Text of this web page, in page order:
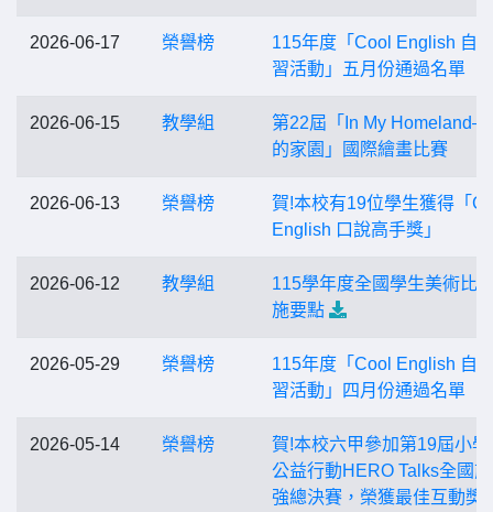
2026-06-17 榮譽榜
115年度「Cool English 自
習活動」五月份通過名單
2026-06-15 教學組
第22屆「In My Homeland—
的家園」國際繪畫比賽
2026-06-13 榮譽榜
賀!本校有19位學生獲得「
English 口說高手獎」
2026-06-12 教學組
115學年度全國學生美術比
施要點
2026-05-29 榮譽榜
115年度「Cool English 自
習活動」四月份通過名單
2026-05-14 榮譽榜
賀!本校六甲參加第19屆小學
公益行動HERO Talks全國
強總決賽，榮獲最佳互動獎!